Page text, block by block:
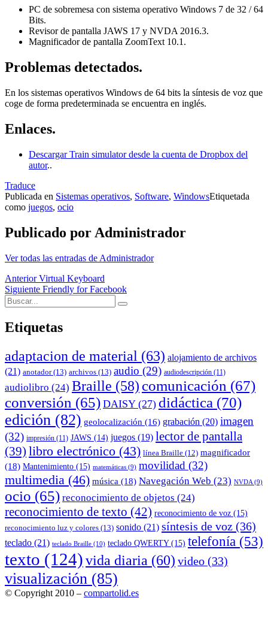
PC de sobremesa con sistema operativo Windows 7 de 32 / 64
Bits.
Revisor de pantalla JAWS 17 y NVDA 2016.3.
Magnificador de pantalla ZoomText 10.1.
Problemas detectados.
En los sistemas operativos Windows de 64 bits la síntesis de voz que
coge de forma predeterminada se encuentra en inglés.
Enlaces.
Descargar Train simulator desde la cuenta de Dropbox del
autor..
Traduce
Publicada en Sistemas operativos, Software, WindowsEtiquetada
como juegos, ocio
Publicado por Administrador
Ver todas las entradas de Administrador
Navegación
de
entradas
Anterior Virtual Keyboard
Siguiente Friendly for Facebook
Buscar:
Buscar
Etiquetas
adaptacion de material (63) alojamiento de archivos
(21) anotador(13) archivos (13) audio (29) audiodescripción (11)
audiolibro (24) Braille (58) comunicación (67)
conversión (65) DAISY(27) didáctica (70)
edición (82) geolocalización (16) grabación (20) imagen
(32) impresión (11) JAWS (14) juegos (19) lector de pantalla
(39) libro electrónico (43) línea Braille (12) magnificador
(18) Mantenimiento (15) matemáticas (9) movilidad (32)
multimedia (46) música (18) Navegación Web (23) NVDA (9)
ocio (65) reconocimiento de objetos (24)
reconocimiento de texto (42) reconocimiento de voz (15)
reconocimiento luz y colores (13) sonido (21) síntesis de voz (36)
teclado (21) teclado Braille (10) teclado QWERTY(15) telefonía (53)
texto (124)vida diaria (60) video (33)
visualización (85)
© Copyright 2010 – compartolid.es